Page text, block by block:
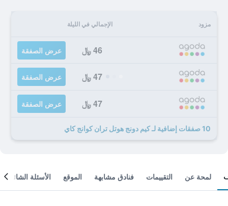
مزود الإجمالي في الليلة
46 ﷼ عرض الصفقة
47 ﷼ عرض الصفقة
47 ﷼ عرض الصفقة
10 صفقات إضافية لـ كيم دونج هوتل تران كوانج كاي
لمحة عن التقييمات فنادق مشابهة الموقع الأسئلة الشائعة